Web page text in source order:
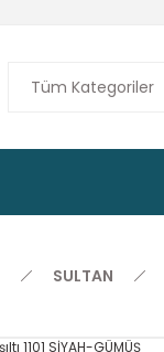
SULTAN